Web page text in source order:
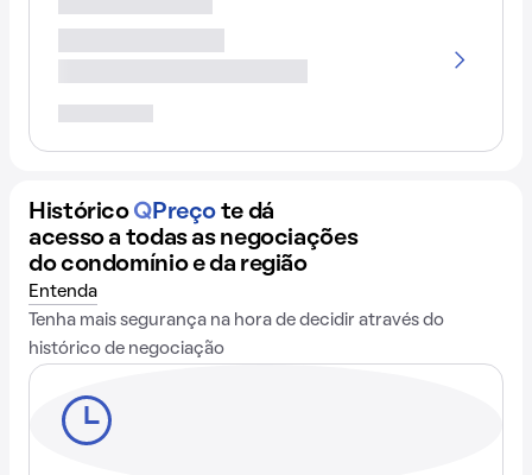
Histórico QPreço te dá
acesso a todas as negociações
do condomínio e da região
Entenda
Tenha mais segurança na hora de decidir através do
histórico de negociação